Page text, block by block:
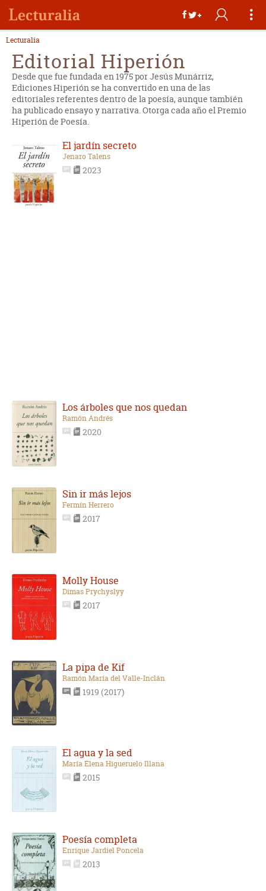
Lecturalia
Editorial Hiperión
Desde que fue fundada en 1975 por Jesús Munárriz,
Ediciones Hiperión se ha convertido en una de las
editoriales referentes dentro de la poesía, aunque también
ha publicado ensayo y narrativa. Otorga cada año el Premio
Hiperión de Poesía.
El jardín secreto
Jenaro Talens
2023
Los árboles que nos quedan
Ramón Andrés
2020
Sin ir más lejos
Fermín Herrero
2017
Molly House
Dimas Prychyslyy
2017
La pipa de Kif
Ramón María del Valle-Inclán
1919 (2017)
El agua y la sed
María Elena Higueruelo Illana
2015
Poesía completa
Enrique Jardiel Poncela
2013